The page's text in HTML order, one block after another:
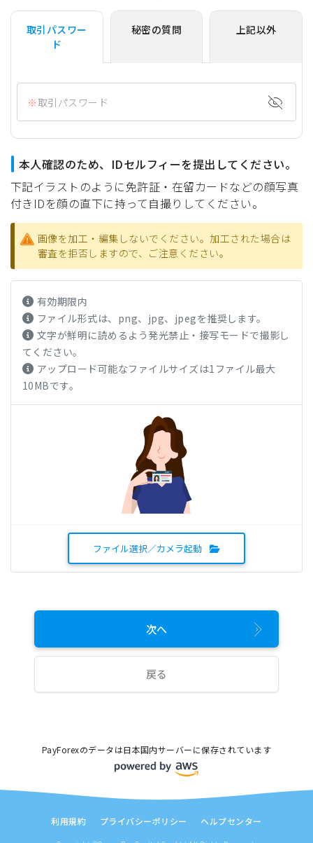
取引パスワー
ド
秘密の質問 上記以外
取引パスワード
本人確認のため、IDセルフィーを提出してください。
下記イラストのように免許証・在留カードなどの顔写真
付きIDを顔の直下に持って自撮りしてください。
画像を加工・編集しないでください。加工された場合は
審査を拒否しますので、ご注意ください。
有効期限内
ファイル形式は、png、jpg、jpegを推奨します。
文字が鮮明に読めるよう発光禁止・接写モードで撮影し
てください。
アップロード可能なファイルサイズは1ファイル最大
10MBです。
ファイル選択／カメラ起動
次へ
戻る
PayForexのデータは日本国内サーバーに保存されています
利用規約 プライバシーポリシー ヘルプセンター